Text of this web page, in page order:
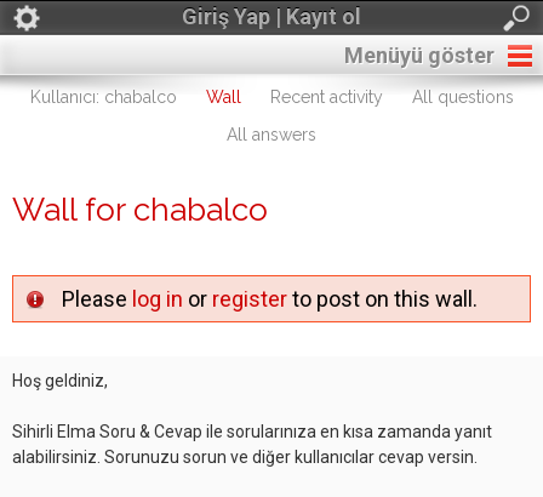
Giriş Yap | Kayıt ol
Menüyü göster
Kullanıcı: chabalco Wall Recent activity
All questions
All answers
Wall for chabalco
Please log in or registerto post on this wall.
Hoş geldiniz,
Sihirli Elma Soru & Cevap ile sorularınıza en kısa zamanda yanıt
alabilirsiniz. Sorunuzu sorun ve diğer kullanıcılar cevap versin.